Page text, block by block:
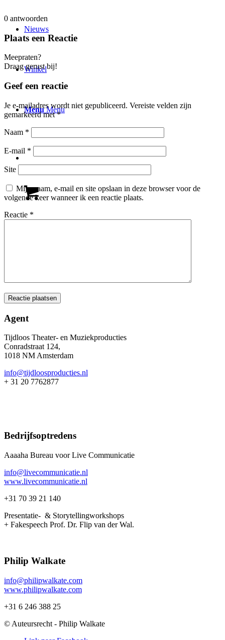
Nieuws
Winkel
Menu Menu
0 antwoorden
Plaats een Reactie
Meepraten?
Draag gerust bij!
Geef een reactie
Je e-mailadres wordt niet gepubliceerd. Vereiste velden zijn
gemarkeerd met*
Naam *
E-mail *
Site
Mijn naam, e-mail en site opslaan in deze browser voor de
volgende keer wanneer ik een reactie plaats.
Reactie *
Agent
Tijdloos Theater- en Muziekproducties
Conradstraat 124,
1018 NM Amsterdam
info@tijdloosproducties.nl
+ 31 20 7762877
Bedrijfsoptredens
Aaaaha Bureau voor Live Communicatie
info@livecommunicatie.nl
www.livecommunicatie.nl
+31 70 39 21 140
Presentatie- & Storytellingworkshops
+ Fakespeech Prof. Dr. Flip van der Wal.
Philip Walkate
info@philipwalkate.com
www.philipwalkate.com
+31 6 246 388 25
© Auteursrecht - Philip Walkate